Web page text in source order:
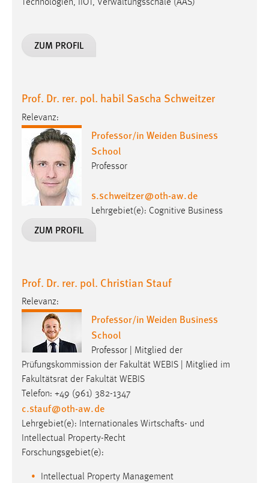
Technologien, IIOT, Verwaltungsschale (AAS)
ZUM PROFIL
Prof. Dr. rer. pol. habil Sascha Schweitzer
Relevanz:
Professor/in Weiden Business
School
Professor
s.schweitzer@oth-aw.de
Lehrgebiet(e): Cognitive Business
ZUM PROFIL
Prof. Dr. rer. pol. Christian Stauf
Relevanz:
Professor/in Weiden Business
School
Professor | Mitglied der
Prüfungskommission der Fakultät WEBIS | Mitglied im
Fakultätsrat der Fakultät WEBIS
Telefon: +49 (961) 382-1347
c.stauf@oth-aw.de
Lehrgebiet(e): Internationales Wirtschafts- und
Intellectual Property-Recht
Forschungsgebiet(e):
Intellectual Property Management